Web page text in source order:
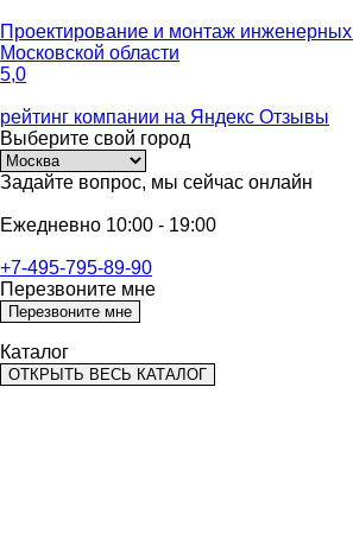
Проектирование и монтаж инженерных
Московской области
5,0
рейтинг компании на Яндекс Отзывы
Выберите свой город
Задайте вопрос, мы сейчас онлайн
Ежедневно 10:00 - 19:00
+7-495-795-89-90
Перезвоните мне
Перезвоните мне
Каталог
ОТКРЫТЬ ВЕСЬ КАТАЛОГ